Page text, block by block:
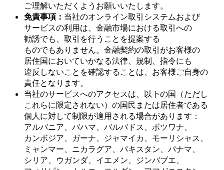
ご理解いただく よう お願いいたします。
免責事項： 当社のオンライン取引システムおよび
サービスの利用は、 金融市場における取引への
勧誘でも、 取引を行う ことを提案する
ものでもありません。 金融契約の取引がお客様の
居住国においていかなる法律、 規制、 指令にも
違反しないことを確認する ことは、 お客様ご自身の
責任と なります。
当社のサービスへのアクセスは、 以下の国 （ただし
これらに限定されない）の国民または居住者である
個人に対して制限が適用される場合があります：
アルバニア、 バハマ、 バルバドス、 ボツワナ、
カンボジア、 ガーナ、 ジャマイカ、 モーリシャス、
ミャンマー、 ニカラグア、 パキスタン、 パナマ、
シリア、 ウガンダ、 イエメン、 ジンバブエ、